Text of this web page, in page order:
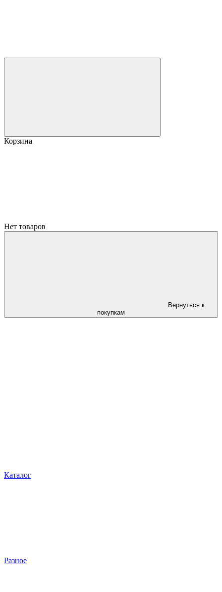
Корзина
Нет товаров
Вернуться к
покупкам
Каталог
Разное